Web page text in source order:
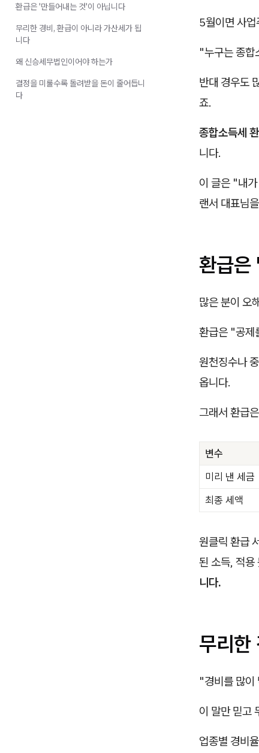
5월이면 사업
"누구는 종합
반대 경우도
죠.
종합소득세
니다.
이 글은 "내
랜서 대표님
환급은
많은 분이 오
환급은 "공제
원천징수나
옵니다.
그래서 환급
변수
미리 낸 세금
최종 세액
원클릭 환급
된 소득, 적용
니다.
무리한
"경비를 많이
이 말만 믿고
업종별 경비
환급은 '만들어내는 것'이 아닙니다
무리한 경비, 환급이 아니라 가산세가 됩
니다
왜 신승세무법인이어야 하는가
결정을 미룰수록 돌려받을 돈이 줄어듭니
다